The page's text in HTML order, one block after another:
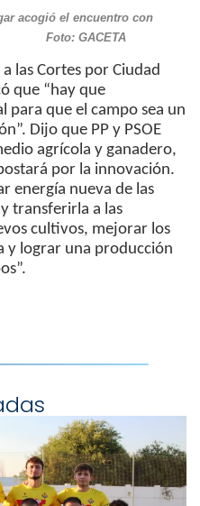
acogió el encuentro con
GACETA
las Cortes por Ciudad
que “hay que
para que el campo sea un
Dijo que PP y PSOE
agrícola y ganadero,
por la innovación.
energía nueva de las
transferirla a las
cultivos, mejorar los
y lograr una producción